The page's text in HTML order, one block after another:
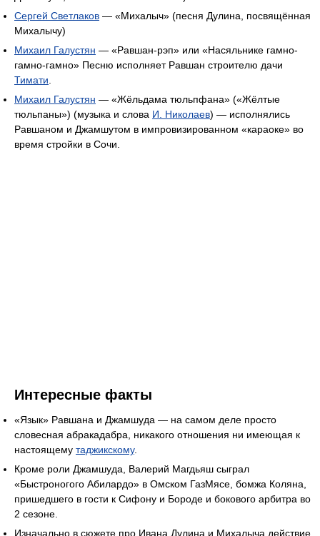
Сергей Светлаков — «Михалыч» (песня Дулина, посвящённая
Михалычу)
Михаил Галустян — «Равшан-рэп» или «Насяльнике гамно-
гамно-гамно» Песню исполняет Равшан строителю дачи
Тимати.
Михаил Галустян — «Жёльдама тюльпфана» («Жёлтые
тюльпаны») (музыка и слова И. Николаев) — исполнялись
Равшаном и Джамшутом в импровизированном «караоке» во
время стройки в Сочи.
Интересные факты
«Язык» Равшана и Джамшуда — на самом деле просто
словесная абракадабра, никакого отношения ни имеющая к
настоящему таджикскому.
Кроме роли Джамшуда, Валерий Магдьяш сыграл
«Быстроногого Абилардо» в Омском ГазМясе, бомжа Коляна,
пришедшего в гости к Сифону и Бороде и бокового арбитра во
2 сезоне.
Изначально в сюжете про Ивана Дулина и Михалыча действие